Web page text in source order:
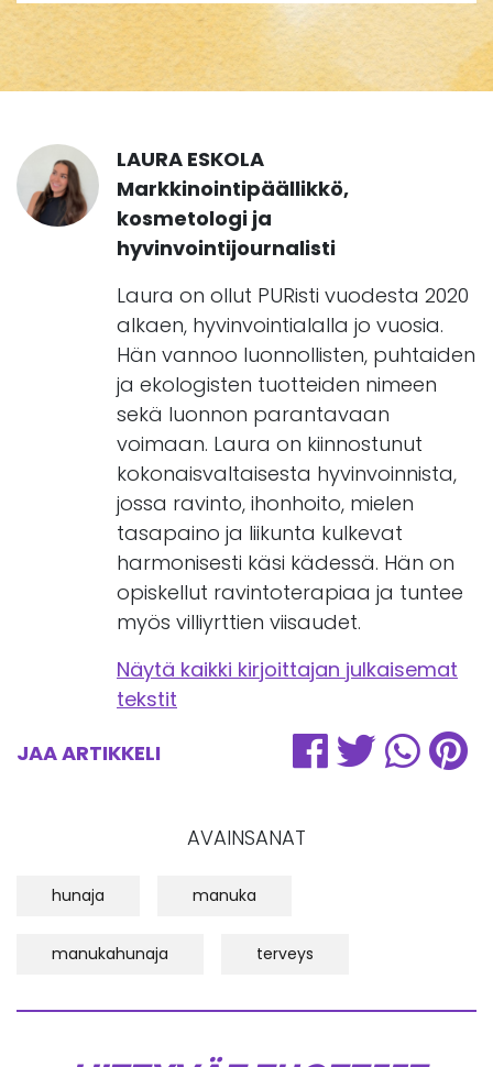
LAURA ESKOLA
Markkinointipäällikkö,
kosmetologi ja
hyvinvointijournalisti
Laura on ollut PURisti vuodesta 2020
alkaen, hyvinvointialalla jo vuosia.
Hän vannoo luonnollisten, puhtaiden
ja ekologisten tuotteiden nimeen
sekä luonnon parantavaan
voimaan. Laura on kiinnostunut
kokonaisvaltaisesta hyvinvoinnista,
jossa ravinto, ihonhoito, mielen
tasapaino ja liikunta kulkevat
harmonisesti käsi kädessä. Hän on
opiskellut ravintoterapiaa ja tuntee
myös villiyrttien viisaudet.
Näytä kaikki kirjoittajan julkaisemat
tekstit
JAA ARTIKKELI
AVAINSANAT
hunaja manuka
manukahunaja terveys